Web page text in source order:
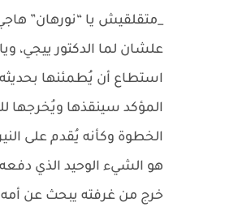
_متقلقيش يا “نورهان”
علشان لما الدكتور ييجي،
استطاع أن يُطمئنها
المؤكد سينقذها ويُخرجها
الخطوة وكأنه يُقدم على
هو الشيء الوحيد الذي دفعه
خرج من غرفته يبحث عن أمه